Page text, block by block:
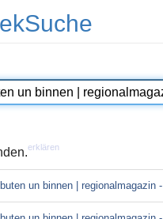
erklären
buten un binnen | regionalmagazin -